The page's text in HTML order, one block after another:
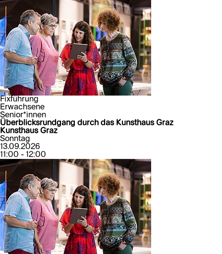
Fixführung
Erwachsene
Senior*innen
Überblicksrundgang durch das Kunsthaus Graz
Kunsthaus Graz
Sonntag
13.09.2026
11:00 - 12:00